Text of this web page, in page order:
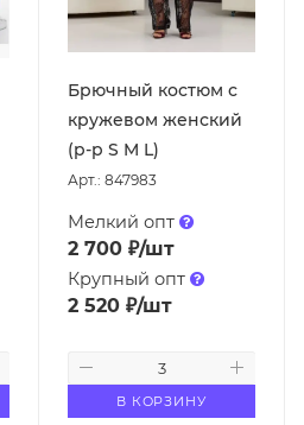
Брючный костюм с
кружевом женский
(р-р S M L)
Арт.: 847983
Мелкий опт
2 700₽/шт
Крупный опт
2 520₽/шт
В КОРЗИНУ